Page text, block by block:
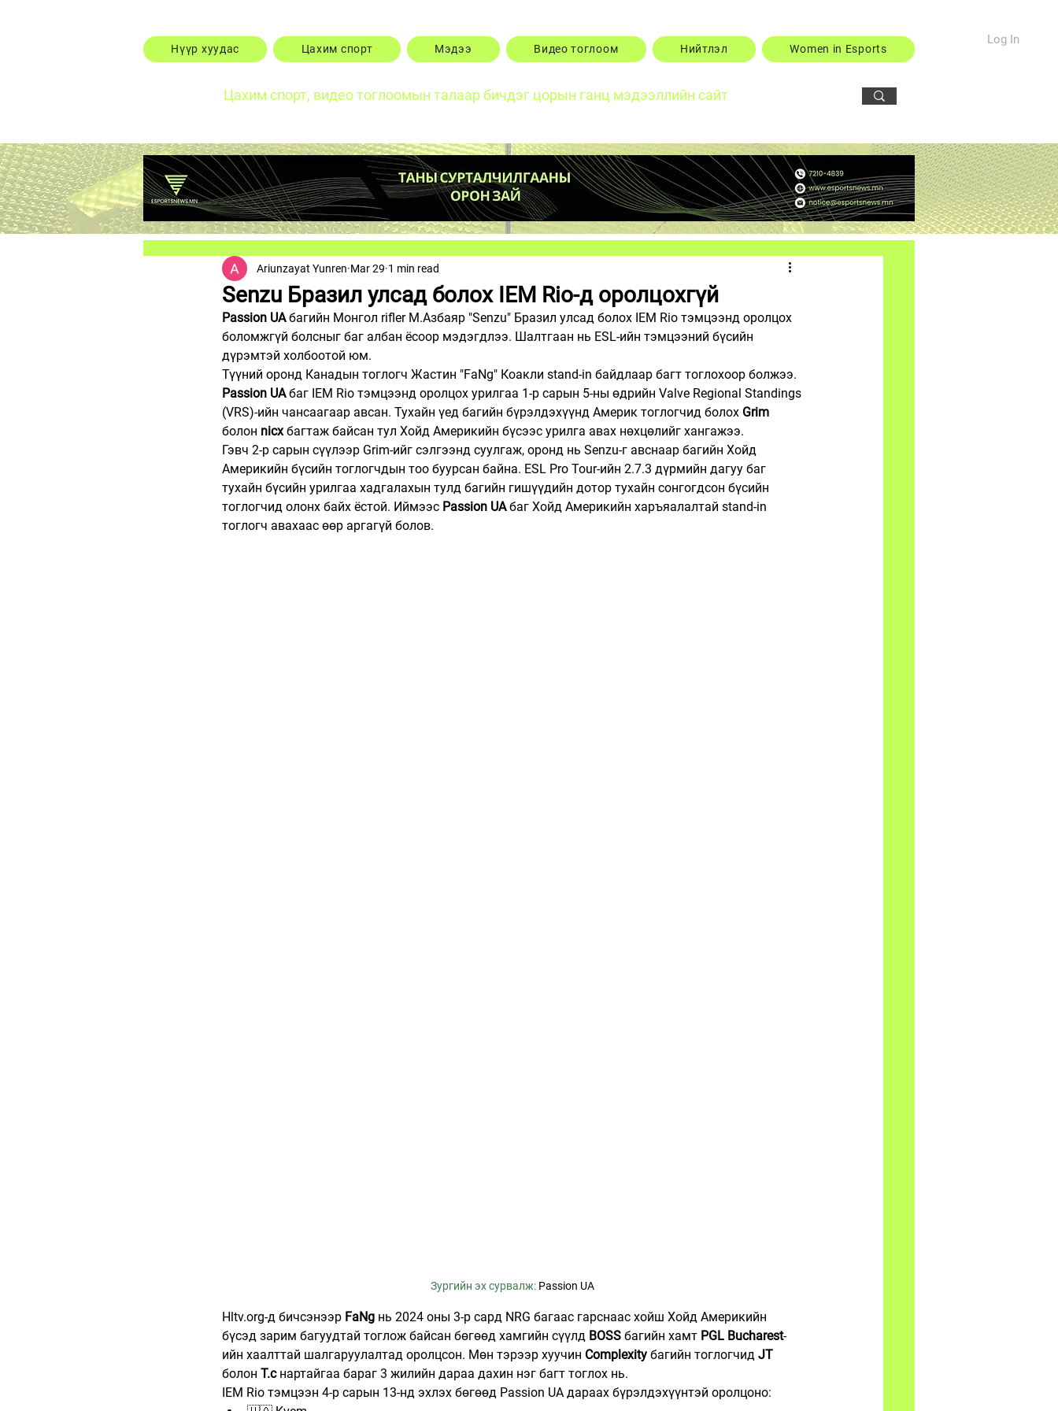
Нүүр хуудас Цахим спорт Мэдээ Видео тоглоом Нийтлэл Women in Esports
Log In
Цахим спорт, видео тоглоомын талаар бичдэг цорын ганц мэдээллийн сайт
Senzu Бразил улсад болох IEM Rio-д оролцохгүй
Ariunzayat Yunren Mar 29 1 min read
Passion UA багийн Монгол rifler М.Азбаяр "Senzu" Бразил улсад болох IEM Rio тэмцээнд оролцох
боломжгүй болсныг баг албан ёсоор мэдэгдлээ. Шалтгаан нь ESL-ийн тэмцээний бүсийн
дүрэмтэй холбоотой юм.
Түүний оронд Канадын тоглогч Жастин "FaNg" Коакли stand-in байдлаар багт тоглохоор болжээ.
Passion UA баг IEM Rio тэмцээнд оролцох урилгаа 1-р сарын 5-ны өдрийн Valve Regional Standings
(VRS)-ийн чансаагаар авсан. Тухайн үед багийн бүрэлдэхүүнд Америк тоглогчид болох Grim
болон nicx багтаж байсан тул Хойд Америкийн бүсээс урилга авах нөхцөлийг хангажээ.
Гэвч 2-р сарын сүүлээр Grim-ийг сэлгээнд суулгаж, оронд нь Senzu-г авснаар багийн Хойд
Америкийн бүсийн тоглогчдын тоо буурсан байна. ESL Pro Tour-ийн 2.7.3 дүрмийн дагуу баг
тухайн бүсийн урилгаа хадгалахын тулд багийн гишүүдийн дотор тухайн сонгогдсон бүсийн
тоглогчид олонх байх ёстой. Иймээс Passion UA баг Хойд Америкийн харъяалалтай stand-in
тоглогч авахаас өөр аргагүй болов.
Зургийн эх сурвалж: Passion UA
Hltv.org-д бичсэнээр FaNg нь 2024 оны 3-р сард NRG багаас гарснаас хойш Хойд Америкийн
бүсэд зарим багуудтай тоглож байсан бөгөөд хамгийн сүүлд BOSS багийн хамт PGL Bucharest-
ийн хаалттай шалгаруулалтад оролцсон. Мөн тэрээр хуучин Complexity багийн тоглогчид JT
болон T.c нартайгаа бараг 3 жилийн дараа дахин нэг багт тоглох нь.
IEM Rio тэмцээн 4-р сарын 13-нд эхлэх бөгөөд Passion UA дараах бүрэлдэхүүнтэй оролцоно: